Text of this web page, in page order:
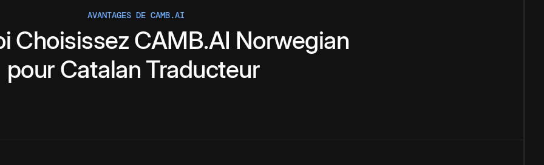
AVANTAGES DE CAMB.AI
Choisissez CAMB.AI Norwegian
pour Catalan Traducteur